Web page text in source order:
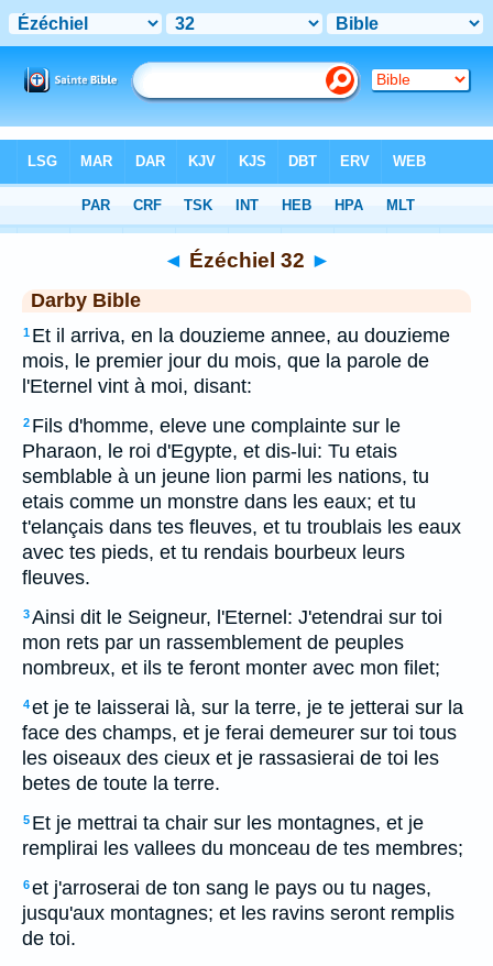
> Ézéchiel 32
◄ Ézéchiel 32 ►
Darby Bible
1 Et il arriva, en la douzieme annee, au douzieme
mois, le premier jour du mois, que la parole de
l'Eternel vint à moi, disant:
2 Fils d'homme, eleve une complainte sur le
Pharaon, le roi d'Egypte, et dis-lui: Tu etais
semblable à un jeune lion parmi les nations, tu
etais comme un monstre dans les eaux; et tu
t'elançais dans tes fleuves, et tu troublais les eaux
avec tes pieds, et tu rendais bourbeux leurs
fleuves.
3Ainsi dit le Seigneur, l'Eternel: J'etendrai sur toi
mon rets par un rassemblement de peuples
nombreux, et ils te feront monter avec mon filet;
4et je te laisserai là, sur la terre, je te jetterai sur la
face des champs, et je ferai demeurer sur toi tous
les oiseaux des cieux et je rassasierai de toi les
betes de toute la terre.
5 Et je mettrai ta chair sur les montagnes, et je
remplirai les vallees du monceau de tes membres;
6et j'arroserai de ton sang le pays ou tu nages,
jusqu'aux montagnes; et les ravins seront remplis
de toi.